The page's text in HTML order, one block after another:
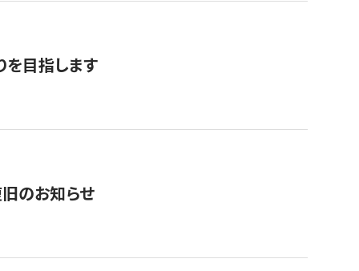
を目指します
のお知らせ